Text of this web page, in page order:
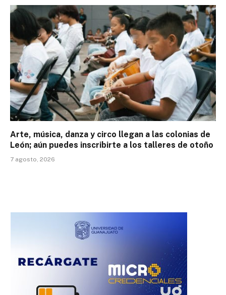
Arte, música, danza y circo llegan a las colonias de
León; aún puedes inscribirte a los talleres de otoño
7 agosto, 2026